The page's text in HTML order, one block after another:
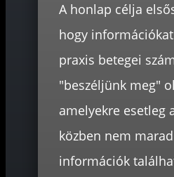
A honlap célja
hogy
praxis betegei
"beszéljünk meg"
amelyekre esetleg
közben nem
információk